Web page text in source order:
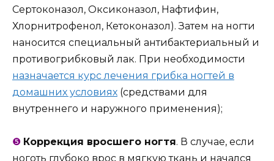
Сертоконазол, Оксиконазол, Нафтифин,
Хлорнитрофенол, Кетоконазол). Затем на ногти
наносится специальный антибактериальный и
противогрибковый лак. При необходимости
назначается курс лечения грибка ногтей в
домашних условиях (средствами для
внутреннего и наружного применения);
❺ Коррекция вросшего ногтя. В случае, если
ноготь глубоко врос в мягкую ткань и начался